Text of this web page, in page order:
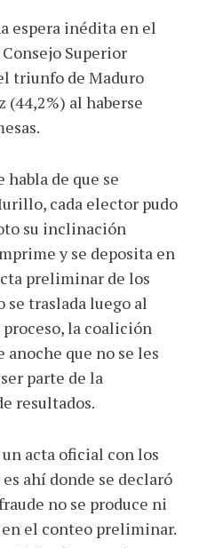
espera inédita en el
Superior
triunfo de Maduro
(44,2%) al haberse
habla de que se
cada elector pudo
su inclinación
y se deposita en
preliminar de los
se traslada luego al
la coalición
que no se les
parte de la
resultados.
acta oficial con los
ahí donde se declaró
no se produce ni
el conteo preliminar.